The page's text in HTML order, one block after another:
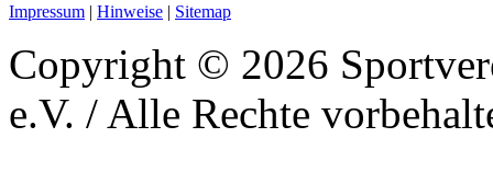
Impressum | Hinweise | Sitemap
Copyright © 2026
e.V. / Alle Rechte